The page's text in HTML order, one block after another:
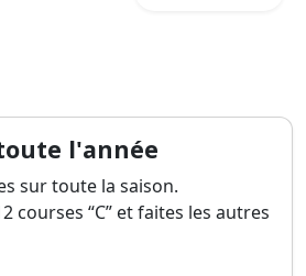
l'année
sur toute la saison.
courses “C” et faites les autres